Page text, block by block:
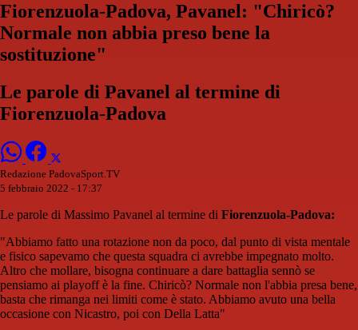
Fiorenzuola-Padova, Pavanel: "Chiricò?
Normale non abbia preso bene la
sostituzione"
Le parole di Pavanel al termine di
Fiorenzuola-Padova
Redazione PadovaSport.TV
5 febbraio 2022 - 17:37
Le parole di Massimo Pavanel al termine di Fiorenzuola-Padova:
"Abbiamo fatto una rotazione non da poco, dal punto di vista mentale
e fisico sapevamo che questa squadra ci avrebbe impegnato molto.
Altro che mollare, bisogna continuare a dare battaglia sennò se
pensiamo ai playoff è la fine. Chiricò? Normale non l'abbia presa bene,
basta che rimanga nei limiti come è stato. Abbiamo avuto una bella
occasione con Nicastro, poi con Della Latta"